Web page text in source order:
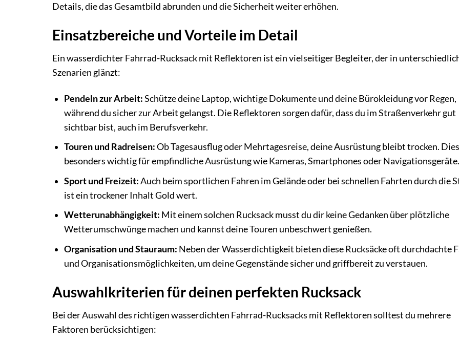
Details, die das Gesamtbild abrunden und die Sicherheit weiter erhöhen.
Einsatzbereiche und Vorteile im Detail
Ein wasserdichter Fahrrad-Rucksack mit Reflektoren ist ein vielseitiger Begleiter, der in
Szenarien glänzt:
Pendeln zur Arbeit:Schütze deine Laptop, wichtige Dokumente und deine Bürokleidung vor Regen,
während du sicher zur Arbeit gelangst. Die Reflektoren sorgen dafür, dass du im Straßenverkehr gut
sichtbar bist, auch im Berufsverkehr.
Touren und Radreisen:Ob Tagesausflug oder Mehrtagesreise, deine Ausrüstung bleibt trocken.
besonders wichtig für empfindliche Ausrüstung wie Kameras, Smartphones oder Navigationsgeräte.
Sport und Freizeit:Auch beim sportlichen Fahren im Gelände oder bei schnellen Fahrten durch die
ist ein trockener Inhalt Gold wert.
Wetterunabhängigkeit: Mit einem solchen Rucksack musst du dir keine Gedanken über plötzliche
Wetterumschwünge machen und kannst deine Touren unbeschwert genießen.
Organisation und Stauraum: Neben der Wasserdichtigkeit bieten diese Rucksäcke oft durchdachte
und Organisationsmöglichkeiten, um deine Gegenstände sicher und griffbereit zu verstauen.
Auswahlkriterien für deinen perfekten Rucksack
Bei der Auswahl des richtigen wasserdichten Fahrrad-Rucksacks mit Reflektoren solltest du mehrere
Faktoren berücksichtigen: